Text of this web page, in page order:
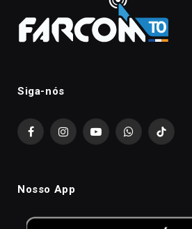
Siga-nós
FacebookInstagramYouTubeWhatsAppTikTok
Nosso App